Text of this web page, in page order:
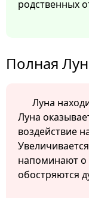
родственных
Полная
Луна
Луна
воздействие
напоминают о
обостряются